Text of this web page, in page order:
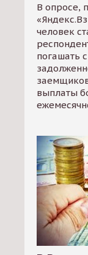
В опросе,
человек
погашать
выплаты